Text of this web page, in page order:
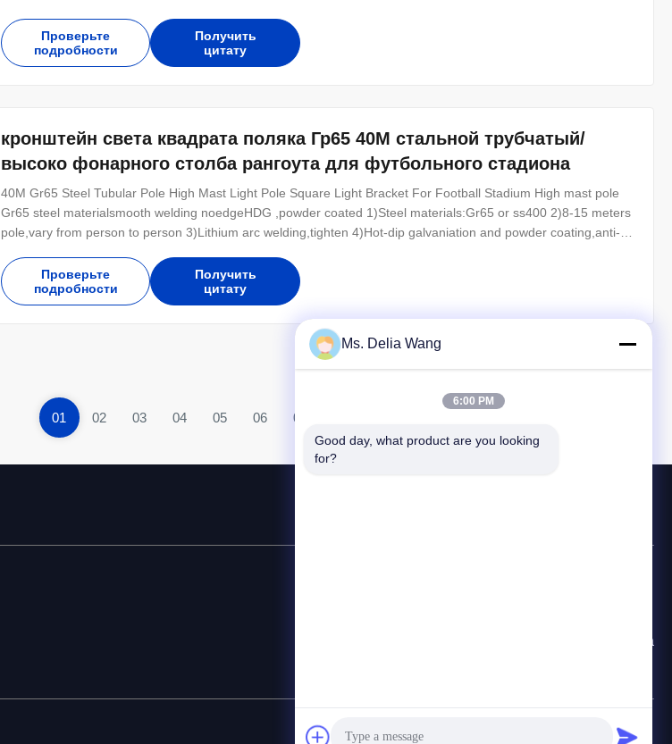
with single or double arm type Variable
Проверьте
подробности
Получить
цитату
кронштейн света квадрата поляка Гр65 40М стальной трубчатый/
высоко фонарного столба рангоута для футбольного стадиона
40M Gr65 Steel Tubular Pole High Mast Light Pole Square Light Bracket For Football Stadium High mast pole
Gr65 steel materialsmooth welding noedgeHDG ,powder coated 1)Steel materials:Gr65 or ss400 2)8-15 meters
pole,vary from person to person 3)Lithium arc welding,tighten 4)Hot-dip galvaniation and powder coating,anti-
plate is square or round in shape with slotted holes
Проверьте
подробности
Получить
цитату
01 02 03 04 05 06 07
Электронная почта
Карта сайта
Ms. Delia Wang
6:00 PM
Good day, what product are you looking
for?